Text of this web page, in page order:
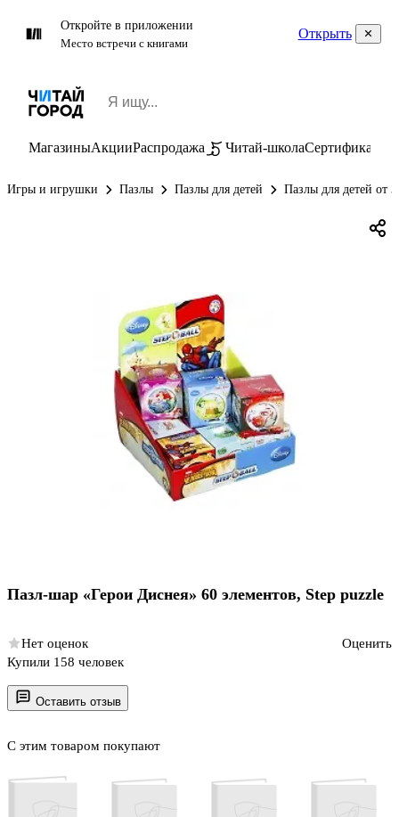
Откройте в приложении
Место встречи с книгами
Открыть
МагазиныАкцииРаспродажа Читай-школаСертификаты
Игры и игрушки Пазлы Пазлы для детей Пазлы для детей от 3
Оставить отзыв
С этим товаром покупают
Пазл-шар «Герои Диснея» 60 элементов, Step puzzle
Нет оценок
Оценить
Купили 158 человек